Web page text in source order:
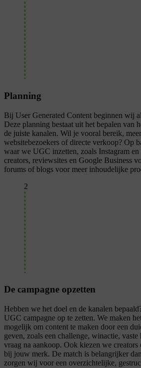
Planning
Bij User Generated Content beginnen wij
Deze planning bestaat uit het bepalen van
de juiste kanalen. Wil je vooral bereik,
websitebezoekers of directe verkoop? Op
waar we UGC inzetten, zoals Instagram
creators, reviewsites en Google Business
forums of blogs voor meer inhoudelijke
2
De campagne opzetten
Hebben we het doel en de kanalen
UGC campagne op te zetten. We maken
mogelijk om content te maken door een
geven, zoals een challenge, winactie, vaste
vraag na aankoop. Ook kiezen we creators
bij jouw merk. De match is belangrijker
zorgen wij voor een overzichtelijke,